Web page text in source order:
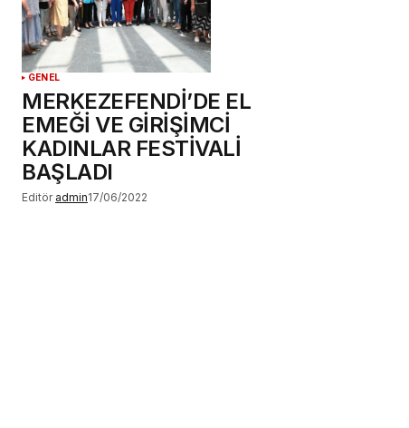
GENEL
MERKEZEFENDİ’DE EL
EMEĞİ VE GİRİŞİMCİ
KADINLAR FESTİVALİ
BAŞLADI
Editör admin17/06/2022